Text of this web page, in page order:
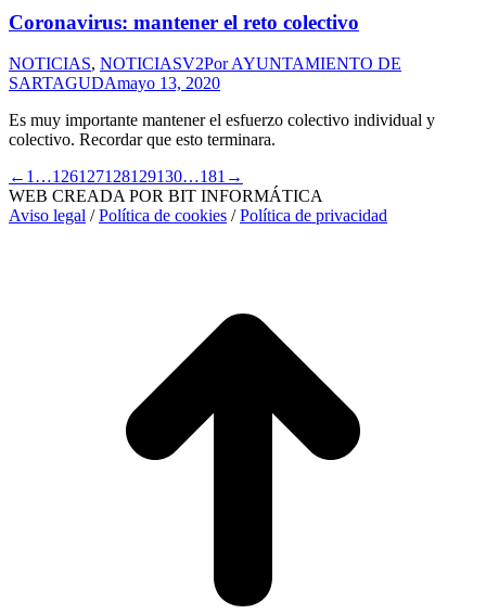
Coronavirus: mantener el reto colectivo
NOTICIAS, NOTICIASV2PorAYUNTAMIENTO DE
SARTAGUDAmayo 13, 2020
Es muy importante mantener el esfuerzo colectivo individual y
colectivo. Recordar que esto terminara.
← 1 …126127128129130…181 →
WEB CREADA POR BIT INFORMÁTICA
Aviso legal /Política de cookies /Política de privacidad